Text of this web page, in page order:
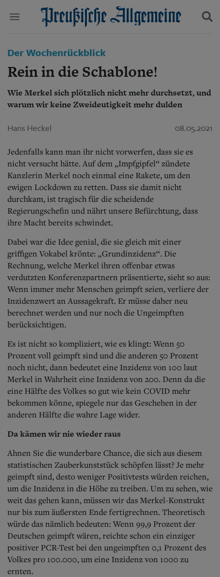
Start
Wer wir sind
Aktuelle Ausgabe
Abonnent werden
Abo Prämien
Archiv
Mediadaten
Politik
Wirtschaft
Gesellschaft
Leben
Berlin-Brandenburg
Schlesien
Danzig und Westpreußen
Bücher
Kontakt
Impressum
Datenschutz
Suchen und finden
Der Wochenrückblick
Rein in die Schablone!
Wie Merkel sich plötzlich nicht mehr durchsetzt, und
warum wir keine Zweideutigkeit mehr dulden
Hans Heckel 08.05.2021
Jedenfalls kann man ihr nicht vorwerfen, dass sie es
nicht versucht hätte. Auf dem „Impfgipfel“ zündete
Kanzlerin Merkel noch einmal eine Rakete, um den
ewigen Lockdown zu retten. Dass sie damit nicht
durchkam, ist tragisch für die scheidende
Regierungschefin und nährt unsere Befürchtung, dass
ihre Macht bereits schwindet.
Dabei war die Idee genial, die sie gleich mit einer
griffigen Vokabel krönte: „Grundinzidenz“. Die
Rechnung, welche Merkel ihren offenbar etwas
verdutzten Konferenzpartnern präsentierte, sieht so aus:
Wenn immer mehr Menschen geimpft seien, verliere der
Inzidenzwert an Aussagekraft. Er müsse daher neu
berechnet werden und nur noch die Ungeimpften
berücksichtigen.
Es ist nicht so kompliziert, wie es klingt: Wenn 50
Prozent voll geimpft sind und die anderen 50 Prozent
noch nicht, dann bedeutet eine Inzidenz von 100 laut
Merkel in Wahrheit eine Inzidenz von 200. Denn da die
eine Hälfte des Volkes so gut wie kein COVID mehr
bekommen könne, spiegele nur das Geschehen in der
anderen Hälfte die wahre Lage wider.
Da kämen wir nie wieder raus
Ahnen Sie die wunderbare Chance, die sich aus diesem
statistischen Zauberkunststück schöpfen lässt? Je mehr
geimpft sind, desto weniger Positivtests würden reichen,
um die Inzidenz in die Höhe zu treiben. Um zu sehen, wie
weit das gehen kann, müssen wir das Merkel-Konstrukt
nur bis zum äußersten Ende fertigrechnen. Theoretisch
würde das nämlich bedeuten: Wenn 99,9 Prozent der
Deutschen geimpft wären, reichte schon ein einziger
positiver PCR-Test bei den ungeimpften 0,1 Prozent des
Volkes pro 100.000, um eine Inzidenz von 1000 zu
ernten.